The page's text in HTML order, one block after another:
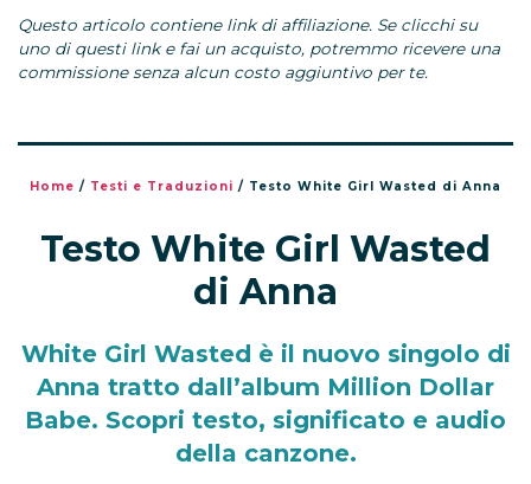
Questo articolo contiene link di affiliazione. Se clicchi su
uno di questi link e fai un acquisto, potremmo ricevere una
commissione senza alcun costo aggiuntivo per te.
Home / Testi e Traduzioni / Testo White Girl Wasted di Anna
Testo White Girl Wasted
di Anna
White Girl Wasted è il nuovo singolo di
Anna tratto dall’album Million Dollar
Babe. Scopri testo, significato e audio
della canzone.